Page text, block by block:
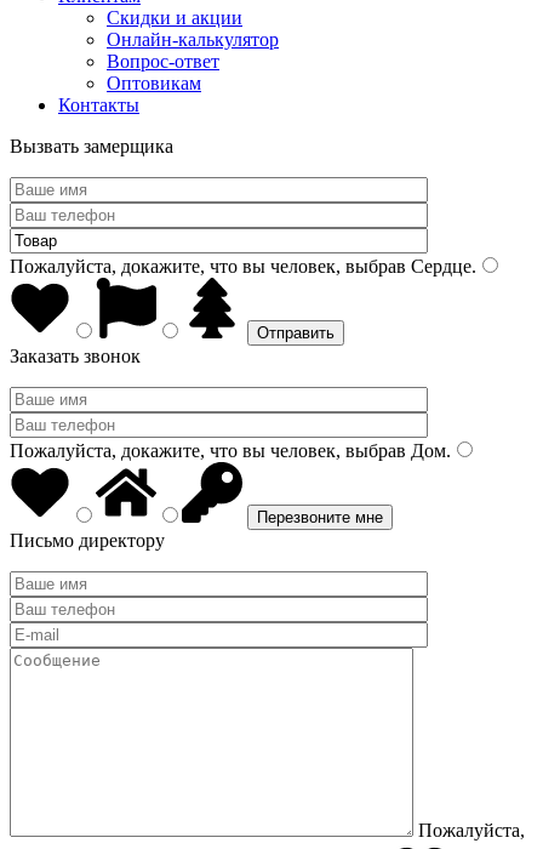
Скидки и акции
Онлайн-калькулятор
Вопрос-ответ
Оптовикам
Контакты
Вызвать замерщика
Пожалуйста, докажите, что вы человек, выбрав Сердце.
Заказать звонок
Пожалуйста, докажите, что вы человек, выбрав Дом.
Письмо директору
Пожалуйста,